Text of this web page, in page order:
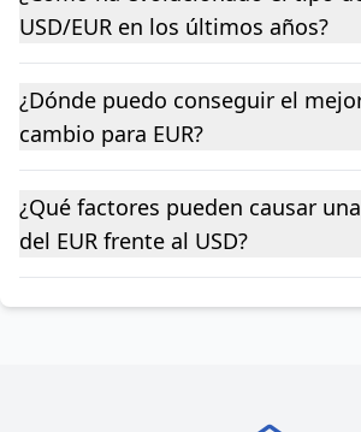
USD/EUR en los últimos años?
¿Dónde puedo conseguir el
cambio para EUR?
¿Qué factores pueden causar
del EUR frente al USD?